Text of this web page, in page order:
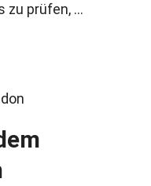
zu prüfen, …